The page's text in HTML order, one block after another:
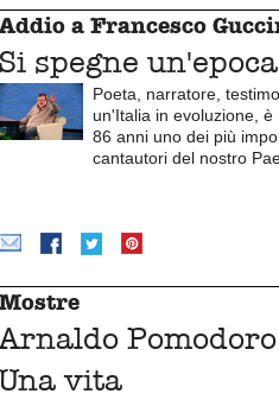
a Francesco
Si spegne un'epoca
Poeta, narratore,
un'Italia in evoluzione, è
86 anni uno dei più
cantautori del nostro
vita